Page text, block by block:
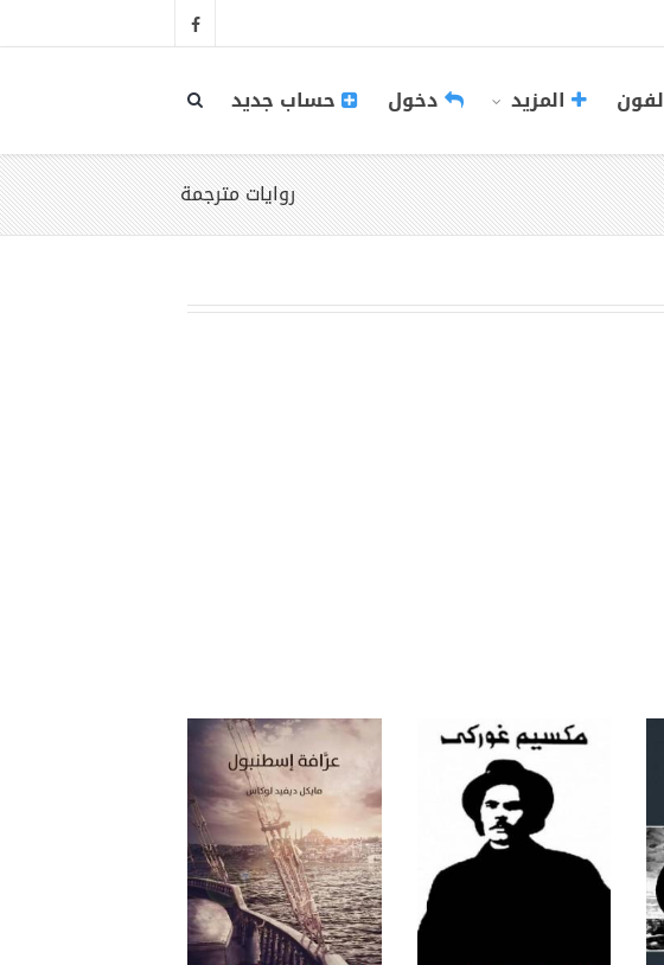
المزيد دخول حساب جديد
روايات مترجمة